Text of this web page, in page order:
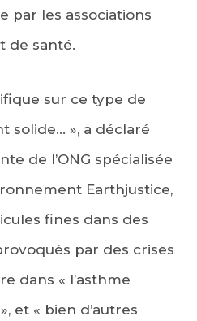
par les associations
de santé.
sur ce type de
solide… », a déclaré
de l’ONG spécialisée
Earthjustice,
fines dans des
par des crises
dans « l’asthme
et « bien d’autres